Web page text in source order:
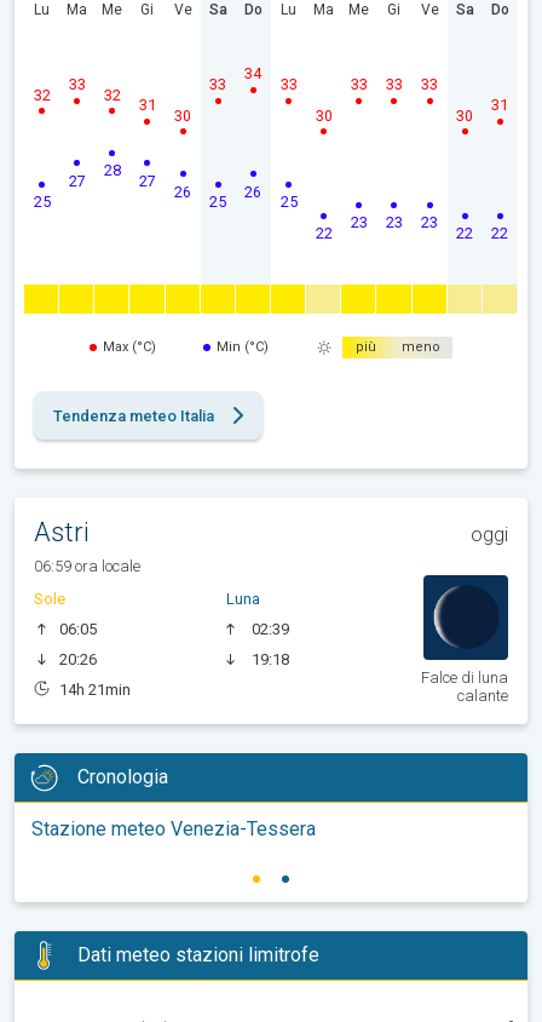
Lu
25
32
Ma
27
33
Me
28
32
Gi
27
31
Ve
26
30
Sa
25
33
Do
26
34
Lu
25
33
Ma
22
30
Me
23
33
Gi
23
33
Ve
23
33
Sa
22
30
Do
22
31
Max (°C) Min (°C) più meno
Tendenza meteo Italia
Astri oggi
06:59 ora locale
Sole
06:05
20:26
14h 21min
Luna
02:39
19:18
Falce di luna
calante
Cronologia
Stazione meteo Venezia-Tessera
Dati meteo stazioni limitrofe